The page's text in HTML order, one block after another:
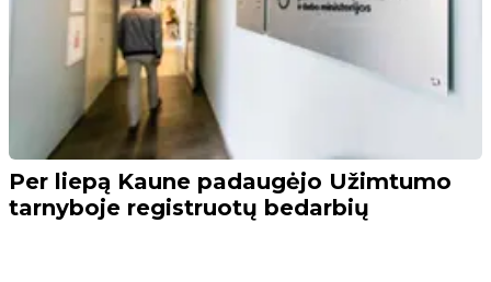
Per liepą Kaune padaugėjo Užimtumo
tarnyboje registruotų bedarbių